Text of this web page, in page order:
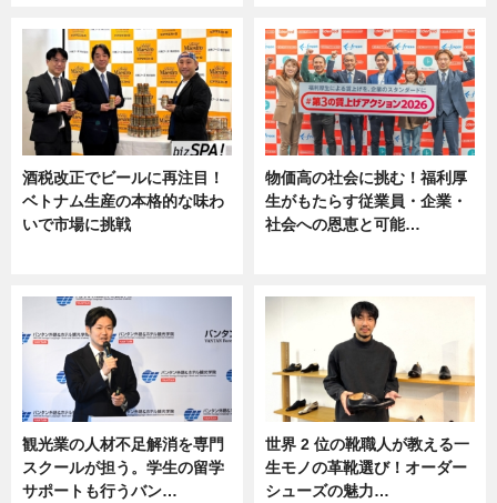
酒税改正でビールに再注目！
ベトナム生産の本格的な味わ
いで市場に挑戦
物価高の社会に挑む！福利厚
生がもたらす従業員・企業・
社会への恩恵と可能…
観光業の人材不足解消を専門
スクールが担う。学生の留学
サポートも行うバン…
世界 2 位の靴職人が教える一
生モノの革靴選び！オーダー
シューズの魅力…